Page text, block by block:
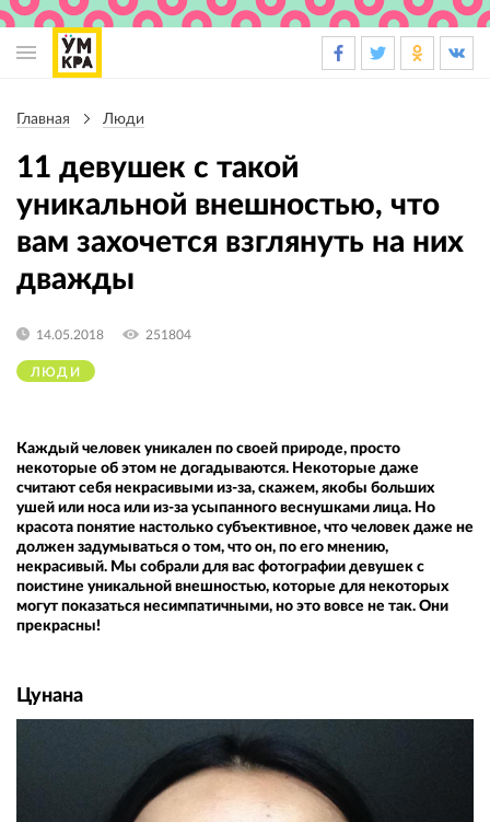
навигации
Главная Люди
11 девушек с такой
уникальной внешностью, что
вам захочется взглянуть на них
дважды
ЛЮДИ
14.05.2018 251804
Каждый человек уникален по своей природе, просто
некоторые об этом не догадываются. Некоторые даже
считают себя некрасивыми из-за, скажем, якобы больших
ушей или носа или из-за усыпанного веснушками лица. Но
красота понятие настолько субъективное, что человек даже не
должен задумываться о том, что он, по его мнению,
некрасивый. Мы собрали для вас фотографии девушек с
поистине уникальной внешностью, которые для некоторых
могут показаться несимпатичными, но это вовсе не так. Они
прекрасны!
Цунана